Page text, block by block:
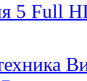
5 Full